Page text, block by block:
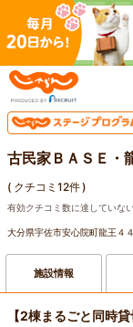
古民家ＢＡＳＥ・
( クチコミ12件)
有効クチコミ数に達していな
大分県宇佐市安心院町龍王４
施設情報
【2棟まるごと同時